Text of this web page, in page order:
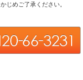
じめご了承ください。